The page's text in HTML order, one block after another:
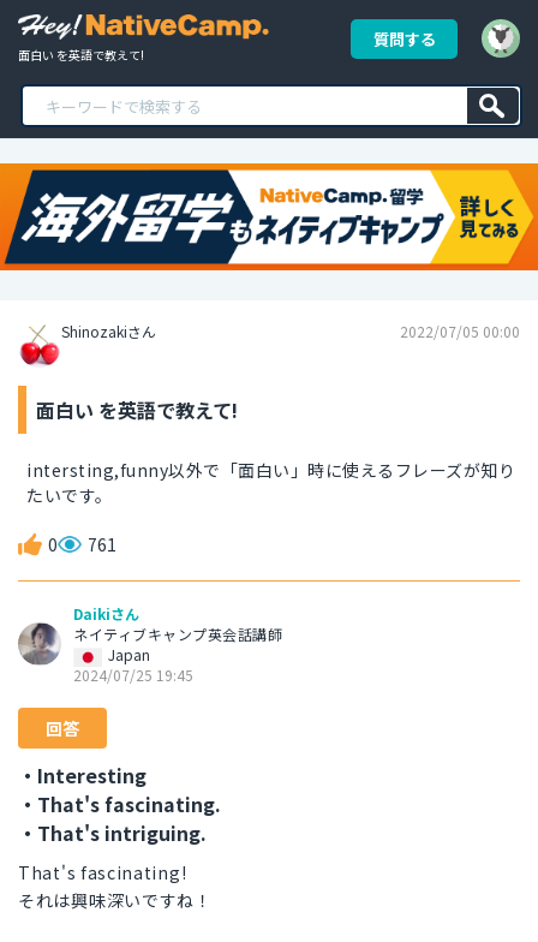
面白い を英語で教えて!
質問する
Shinozakiさん 2022/07/05 00:00
面白い を英語で教えて!
intersting,funny以外で「面白い」時に使えるフレーズが知り
たいです。
0 761
Daikiさん
ネイティブキャンプ英会話講師
Japan
2024/07/25 19:45
回答
・Interesting
・That's fascinating.
・That's intriguing.
That's fascinating!
それは興味深いですね！